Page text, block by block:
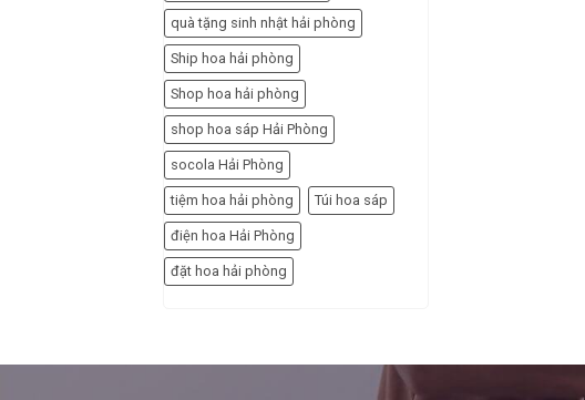
quà tặng sinh nhật hải phòng
Ship hoa hải phòng
Shop hoa hải phòng
shop hoa sáp Hải Phòng
socola Hải Phòng
tiệm hoa hải phòng Túi hoa sáp
điện hoa Hải Phòng
đặt hoa hải phòng